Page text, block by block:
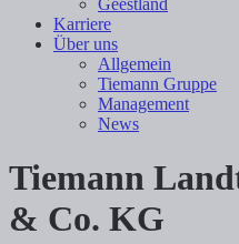
Karriere
Über uns
Allgemein
Tiemann Gruppe
Management
News
Tiemann
& Co. KG